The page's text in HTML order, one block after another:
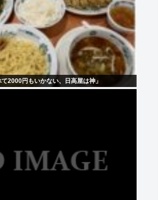
2000円もいかない、日高屋は神」